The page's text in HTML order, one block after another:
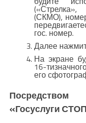
(СКМО),
гос. номер.
Далее
На экране
16-
его
Посредством
«Госуслуги